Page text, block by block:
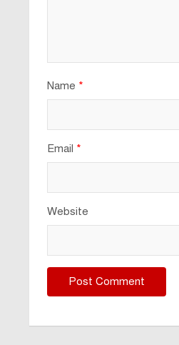
Name *
Email *
Website